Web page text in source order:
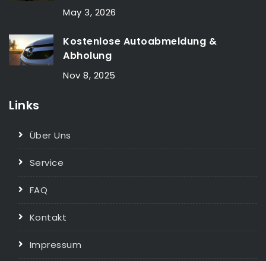
May 3, 2026
Kostenlose Autoabmeldung &
Abholung
Nov 8, 2025
Links
Über Uns
Service
FAQ
Kontakt
Impressum